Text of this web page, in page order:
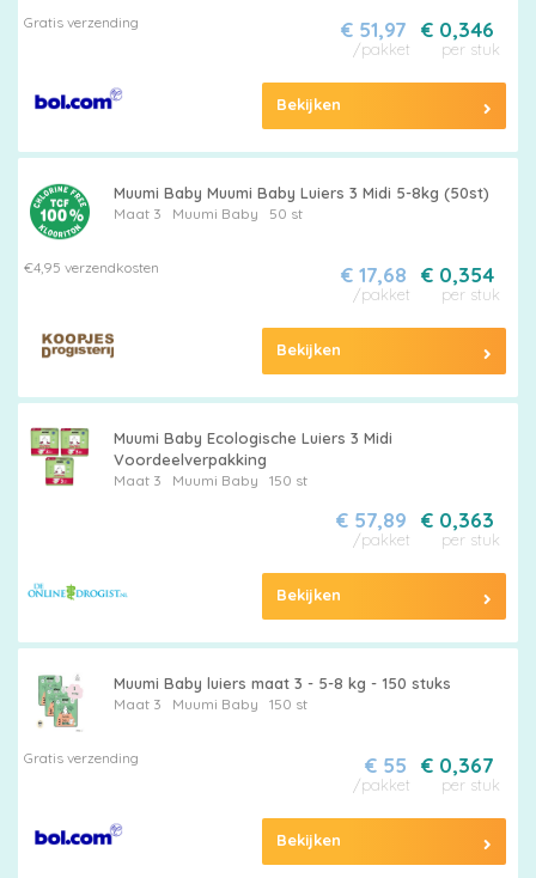
Gratis verzending
€ 0,346
per stuk
€ 51,97
/pakket
Bekijken
Muumi Baby Muumi Baby Luiers 3 Midi 5-8kg (50st)
Maat 3 Muumi Baby 50 st
€4,95 verzendkosten € 0,354
per stuk
€ 17,68
/pakket
Bekijken
Muumi Baby Ecologische Luiers 3 Midi
Voordeelverpakking
Maat 3 Muumi Baby 150 st
€ 0,363
per stuk
€ 57,89
/pakket
Bekijken
Muumi Baby luiers maat 3 - 5-8 kg - 150 stuks
Maat 3 Muumi Baby 150 st
Gratis verzending € 0,367
per stuk
€ 55
/pakket
Bekijken